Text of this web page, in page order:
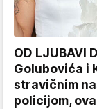
OD LJUBAVI
Golubovića i
stravičnim
policijom,